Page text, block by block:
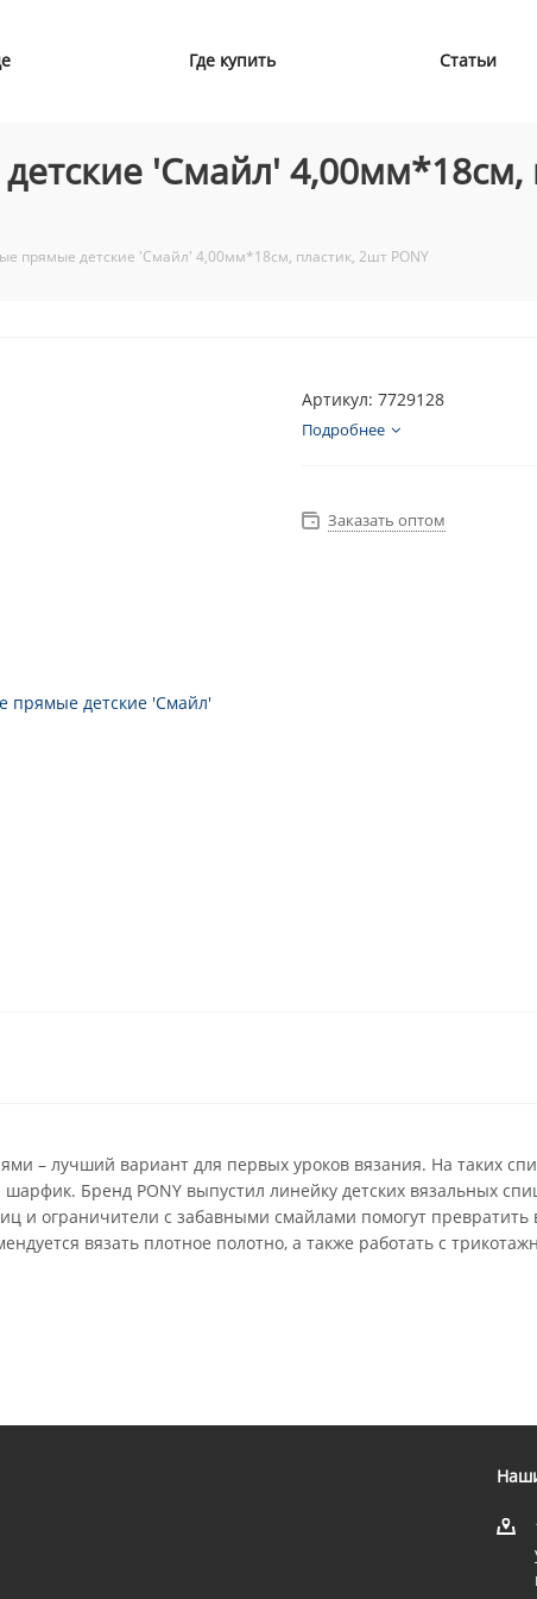
Где купить Статьи
'Смайл' 4,00мм*18см,
прямые детские 'Смайл' 4,00мм*18см, пластик, 2шт PONY
Артикул: 7729128
Подробнее
Заказать оптом
– лучший вариант для первых уроков вязания. На таких
Бренд PONY выпустил линейку детских вязальных
и ограничители с забавными смайлами помогут превратить
вязать плотное полотно, а также работать с